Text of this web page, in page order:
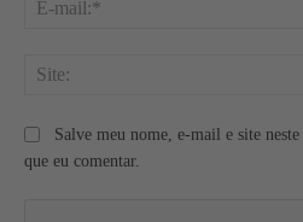
Salve meu nome, e-mail e site
que eu comentar.